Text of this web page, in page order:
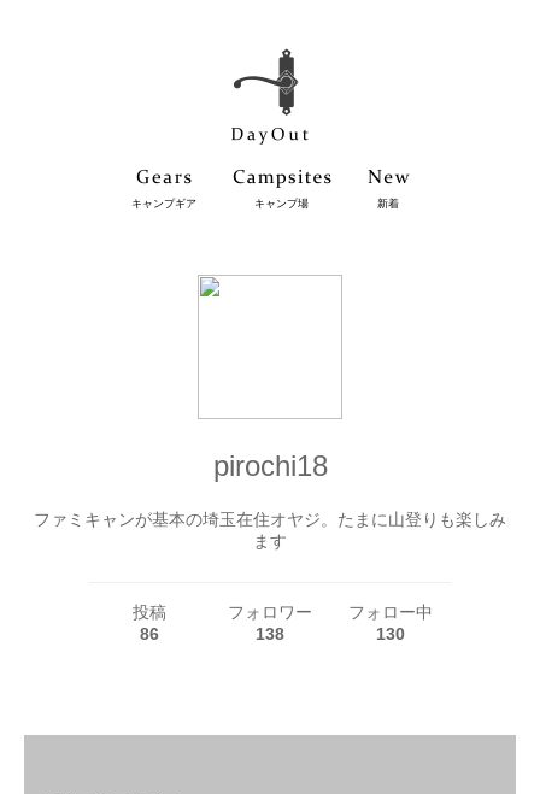
キャンプギア キャンプ場 新着
pirochi18
ファミキャンが基本の埼玉在住オヤジ。たまに山登りも楽しみ
ます
投稿
86
フォロワー
138
フォロー中
130